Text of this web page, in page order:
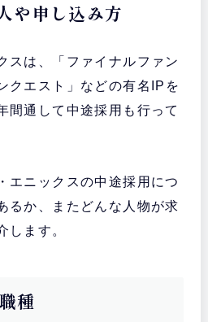
や申し込み方
スは、「ファイナルファン
クエスト」などの有名IPを
間通して中途採用も行って
エニックスの中途採用につ
るか、またどんな人物が求
します。
種